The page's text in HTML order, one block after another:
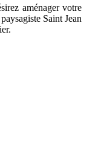
aménager votre
Saint Jean